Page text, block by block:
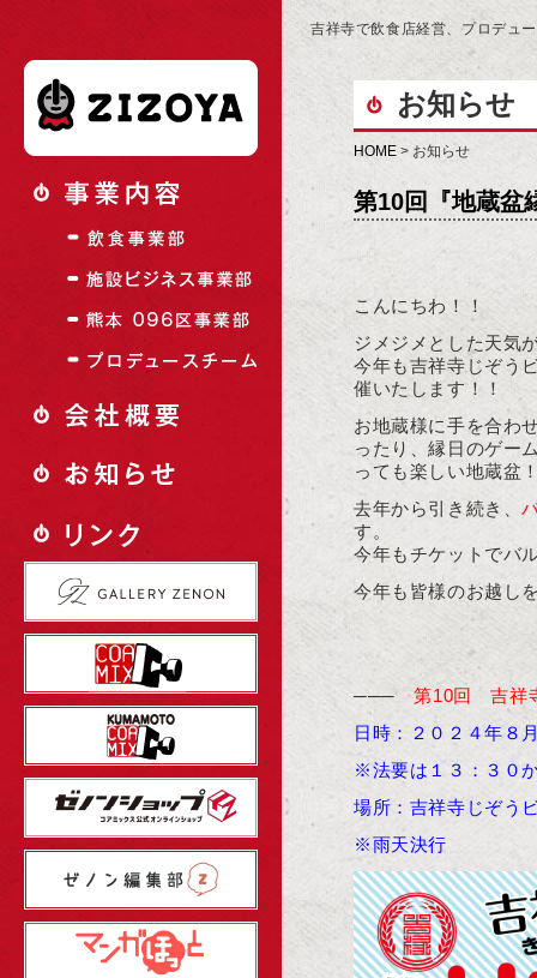
吉祥寺で飲食店経営、プロデュ
お知らせ
HOME > お知らせ
第10回『地蔵盆
こんにちわ！！
ジメジメとした天気
今年も吉祥寺じぞう
催いたします！！
お地蔵様に手を合わ
ったり、縁日のゲー
っても楽しい地蔵盆
去年から引き続き、
す。
今年もチケットでバ
今年も皆様のお越し
───第10回 吉祥
日時：２０２４年８
※法要は１３：３０
場所：吉祥寺じぞう
※雨天決行